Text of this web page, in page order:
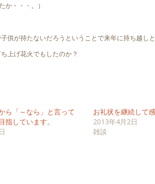
か・・・。）
が持たないだろうということで来年に持ち越しと
上げ花火でもしたのか？
ら「～なら」と言って
指しています。
お礼状を継続して
2013年4月2日
雑談